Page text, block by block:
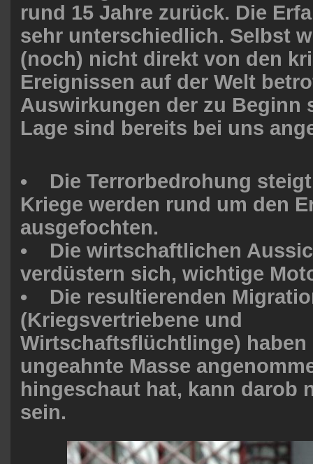
rund 15 Jahre zurück. Die
sehr unterschiedlich. Selbst
(noch) nicht direkt von den
Ereignissen auf der Welt
Auswirkungen der zu Beginn
Lage sind bereits bei uns
• Die Terrorbedrohung
Kriege werden rund um den
ausgefoch­ten.
• Die wirtschaftlichen
verdüstern sich, wichtige
• Die resultierenden
(Kriegsvertriebene und
Wirtschaftsflüchtlinge) haben
ungeahnte Masse
hingeschaut hat, kann darob
sein.